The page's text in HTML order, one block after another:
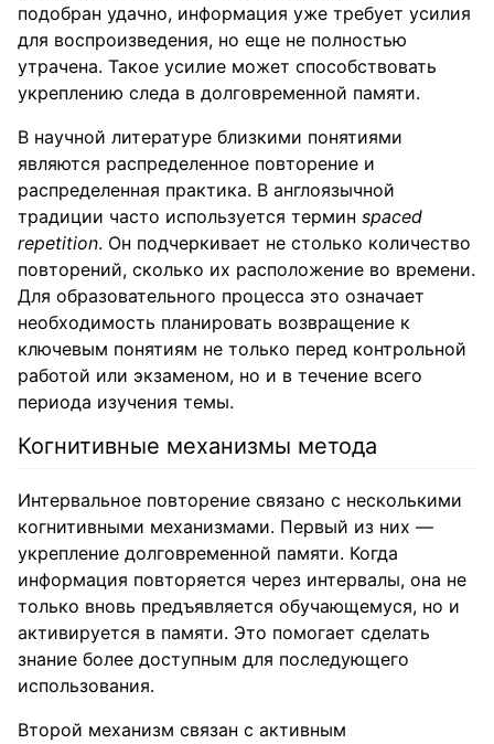
подобран удачно, информация уже требует усилия
для воспроизведения, но еще не полностью
утрачена. Такое усилие может способствовать
укреплению следа в долговременной памяти.
В научной литературе близкими понятиями
являются распределенное повторение и
распределенная практика. В англоязычной
традиции часто используется термин spaced
repetition. Он подчеркивает не столько количество
повторений, сколько их расположение во времени.
Для образовательного процесса это означает
необходимость планировать возвращение к
ключевым понятиям не только перед контрольной
работой или экзаменом, но и в течение всего
периода изучения темы.
Когнитивные механизмы метода
Интервальное повторение связано с несколькими
когнитивными механизмами. Первый из них —
укрепление долговременной памяти. Когда
информация повторяется через интервалы, она не
только вновь предъявляется обучающемуся, но и
активируется в памяти. Это помогает сделать
знание более доступным для последующего
использования.
Второй механизм связан с активным